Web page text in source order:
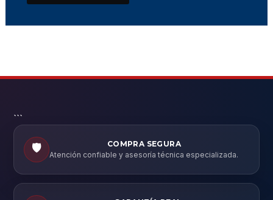
```
🛡️
COMPRA SEGURA
Atención confiable y asesoría técnica especializada.